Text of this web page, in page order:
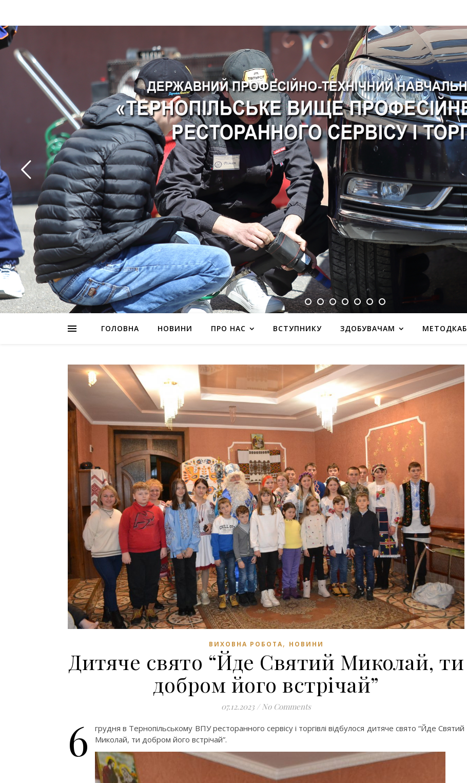
ГОЛОВНА НОВИНИ ПРО НАС ВСТУПНИКУ ЗДОБУВАЧАМ МЕТОДКАБ
ВИХОВНА РОБОТА, НОВИНИ
Дитяче свято “Йде Святий Миколай, ти
добром його встрічай”
07.12.2023 / No Comments
6
грудня в Тернопільському ВПУ ресторанного сервісу і торгівлі відбулося дитяче свято “Йде Святий
Миколай, ти добром його встрічай”.